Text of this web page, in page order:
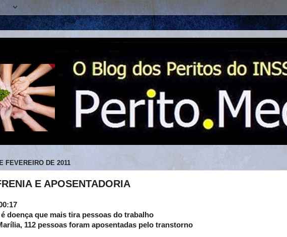
FEVEREIRO DE 2011
E APOSENTADORIA
doença que mais tira pessoas do trabalho
112 pessoas foram aposentadas pelo transtorno